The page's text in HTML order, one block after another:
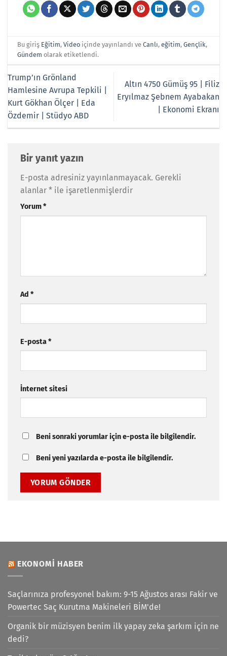
Bu giriş Eğitim,Video içinde yayınlandı veCanlı,eğitim,Gençlik,
Gündem olarak etiketlendi.
Trump’ın Grönland
Hamlesine Avrupa Tepkili |
Kurt Gökhan Ölçer | Eda
Özdemir | Stüdyo ABD
Altın 4750 Gümüş 95 | Filiz
Eryılmaz Şebnem Ayabakan
| Ekonomi Ekranı
Bir yanıt yazın
E-posta adresiniz yayınlanmayacak. Gerekli
alanlar * ile işaretlenmişlerdir
Yorum*
Ad *
E-posta*
İnternet sitesi
Beni sonraki yorumlar için e-posta ile bilgilendir.
Beni yeni yazılarda e-posta ile bilgilendir.
EKONOMI HABER
Saçlarınıza profesyonel bakım: 9-15 Ağustos arası Fakir ve
Powertec Saç Kurutma Makineleri BİM'de!
Organik bir müzisyen benim ilk yapay zeka şarkım için ne
dedi?